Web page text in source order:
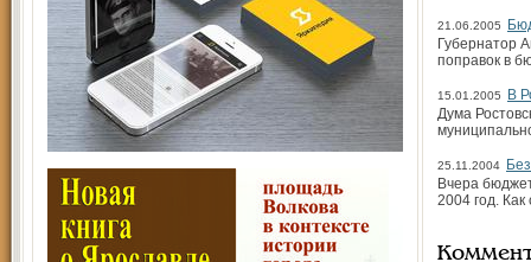
21.06.2005
Губернатор
поправок в
15.01.2005
В
Дума
25.11.2004
Вчера
2004 год.